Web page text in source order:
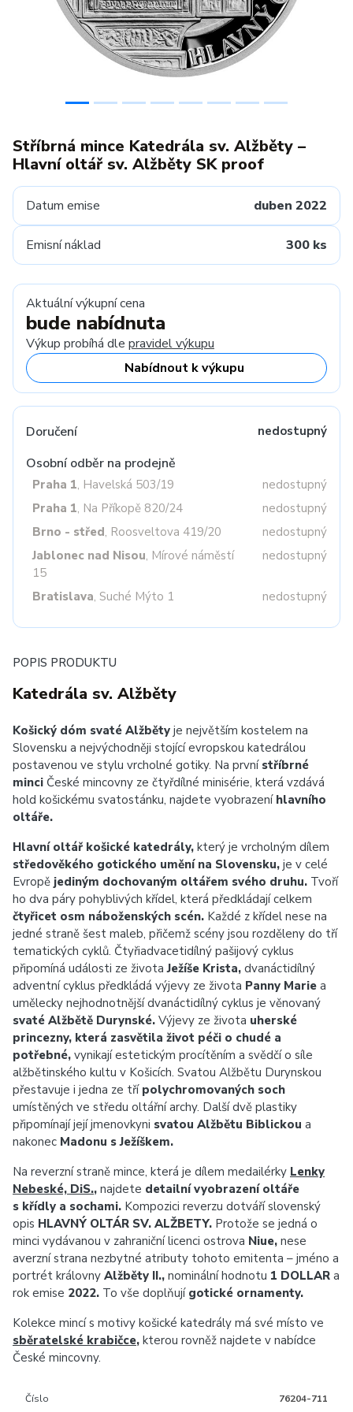
Stříbrná mince Katedrála sv. Alžběty –
Hlavní oltář sv. Alžběty SK proof
Datum emise duben 2022
Emisní náklad 300 ks
Aktuální výkupní cena
bude nabídnuta
Výkup probíhá dle pravidel výkupu
Nabídnout k výkupu
Doručení nedostupný
Osobní odběr na prodejně
Praha 1, Havelská 503/19
nedostupný
Praha 1, Na Příkopě 820/24
nedostupný
Brno - střed, Roosveltova 419/20
nedostupný
Jablonec nad Nisou, Mírové náměstí
15
nedostupný
Bratislava, Suché Mýto 1 nedostupný
POPIS PRODUKTU
Katedrála sv. Alžběty
Košický dóm svaté Alžběty je největším kostelem na
Slovensku a nejvýchodněji stojící evropskou katedrálou
postavenou ve stylu vrcholné gotiky. Na první stříbrné
minci České mincovny ze čtyřdílné minisérie, která vzdává
hold košickému svatostánku, najdete vyobrazení hlavního
oltáře.
Hlavní oltář košické katedrály, který je vrcholným dílem
středověkého gotického umění na Slovensku, je v celé
Evropě jediným dochovaným oltářem svého druhu. Tvoří
ho dva páry pohyblivých křídel, která předkládají celkem
čtyřicet osm náboženských scén. Každé z křídel nese na
jedné straně šest maleb, přičemž scény jsou rozděleny do tří
tematických cyklů. Čtyřiadvacetidílný pašijový cyklus
připomíná události ze životaJežíše Krista, dvanáctidílný
adventní cyklus předkládá výjevy ze života Panny Marie a
umělecky nejhodnotnější dvanáctidílný cyklus je věnovaný
svaté Alžbětě Durynské. Výjevy ze života uherské
princezny, která zasvětila život péči o chudé a
potřebné, vynikají estetickým procítěním a svědčí o síle
alžbětinského kultu v Košicích. Svatou Alžbětu Durynskou
přestavuje i jedna ze tří polychromovaných soch
umístěných ve středu oltářní archy. Další dvě plastiky
připomínají její jmenovkyni svatou Alžbětu Biblickou a
nakonec Madonu s Ježíškem.
Na reverzní straně mince, která je dílem medailérky Lenky
Nebeské, DiS., najdete detailní vyobrazení oltáře
s křídly a sochami. Kompozici reverzu dotváří slovenský
opis HLAVNÝ OLTÁR SV. ALŽBETY. Protože se jedná o
minci vydávanou v zahraniční licenci ostrova Niue, nese
averzní strana nezbytné atributy tohoto emitenta – jméno a
portrét královny Alžběty II., nominální hodnotu 1 DOLLAR a
rok emise 2022. To vše doplňujígotické ornamenty.
Kolekce mincí s motivy košické katedrály má své místo ve
sběratelské krabičce, kterou rovněž najdete v nabídce
České mincovny.
Číslo 76204-711